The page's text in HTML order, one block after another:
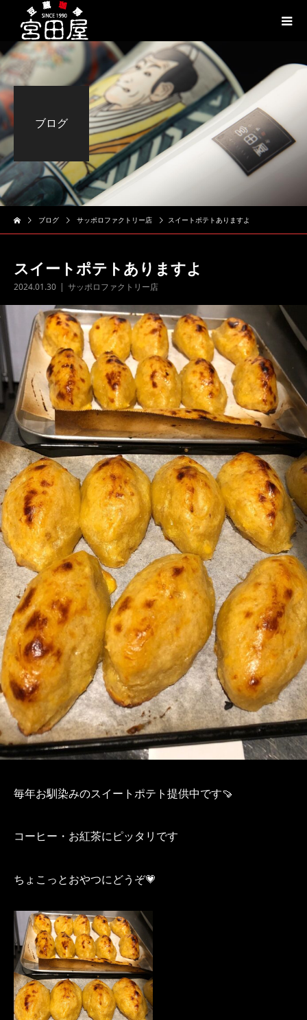
ブログ
ブログ サッポロファクトリー店 スイートポテトありますよ
スイートポテトありますよ
2024.01.30 サッポロファクトリー店
毎年お馴染みのスイートポテト提供中です🍠
コーヒー・お紅茶にピッタリです
ちょこっとおやつにどうぞ💗